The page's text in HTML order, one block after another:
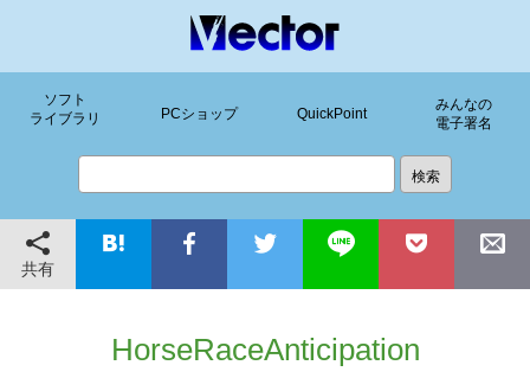
ソフト
ライブラリ
PCショップ QuickPoint
みんなの
電子署名
共有
HorseRaceAnticipation